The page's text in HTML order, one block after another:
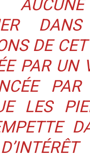
DE
PAR UN
LES